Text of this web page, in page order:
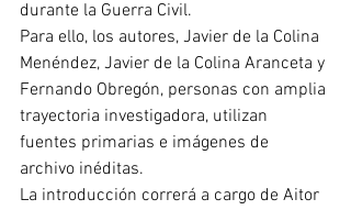
durante la Guerra Civil.
Para ello, los autores, Javier de la Colina
Menéndez, Javier de la Colina Aranceta y
Fernando Obregón, personas con amplia
trayectoria investigadora, utilizan
fuentes primarias e imágenes de
archivo inéditas.
La introducción correrá a cargo de Aitor